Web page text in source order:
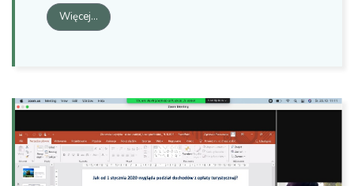
Więcej…